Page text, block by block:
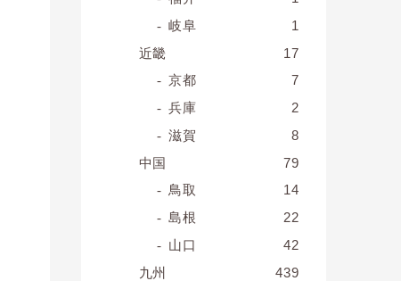
岐阜
1
近畿
17
京都
7
兵庫
2
滋賀
8
中国
79
鳥取
14
島根
22
山口
42
九州
439